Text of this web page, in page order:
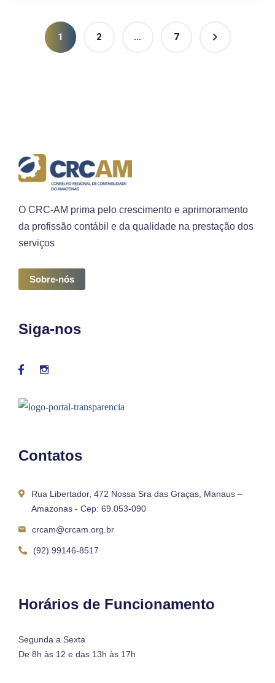
1 2 … 7
O CRC-AM prima pelo crescimento e aprimoramento
da profissão contábil e da qualidade na prestação dos
serviços
Sobre-nós
Siga-nos
Contatos
Rua Libertador, 472 Nossa Sra das Graças, Manaus –
Amazonas - Cep: 69.053-090
crcam@crcam.org.br
(92) 99146-8517
Horários de Funcionamento
Segunda a Sexta
De 8h às 12 e das 13h às 17h